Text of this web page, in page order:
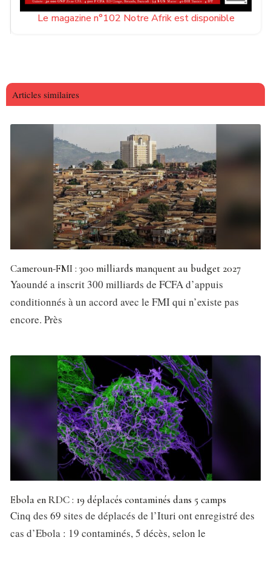
Le magazine n°102 Notre Afrik est disponible
Articles similaires
Cameroun-FMI : 300 milliards manquent au budget 2027
Yaoundé a inscrit 300 milliards de FCFA d’appuis
conditionnés à un accord avec le FMI qui n’existe pas
encore. Près
Ebola en RDC : 19 déplacés contaminés dans 5 camps
Cinq des 69 sites de déplacés de l’Ituri ont enregistré des
cas d’Ebola : 19 contaminés, 5 décès, selon le